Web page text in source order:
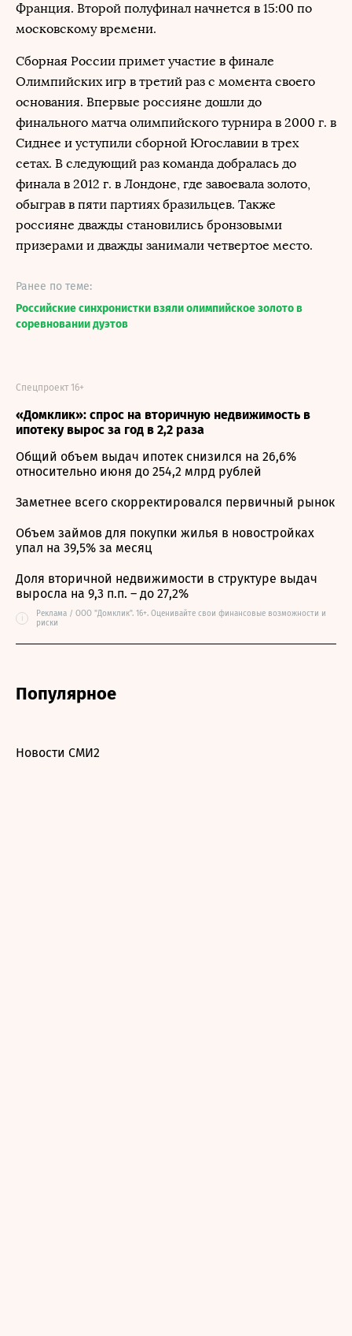
Франция. Второй полуфинал начнется в 15:00 по
московскому времени.
Сборная России примет участие в финале
Олимпийских игр в третий раз с момента своего
основания. Впервые россияне дошли до
финального матча олимпийского турнира в 2000 г. в
Сиднее и уступили сборной Югославии в трех
сетах. В следующий раз команда добралась до
финала в 2012 г. в Лондоне, где завоевала золото,
обыграв в пяти партиях бразильцев. Также
россияне дважды становились бронзовыми
призерами и дважды занимали четвертое место.
Ранее по теме:
Российские синхронистки взяли олимпийское золото в
соревновании дуэтов
«Домклик»: спрос на вторичную недвижимость в
ипотеку вырос за год в 2,2 раза
Спецпроект 16+
Общий объем выдач ипотек снизился на 26,6%
относительно июня до 254,2 млрд рублей
Заметнее всего скорректировался первичный рынок
Объем займов для покупки жилья в новостройках
упал на 39,5% за месяц
Доля вторичной недвижимости в структуре выдач
выросла на 9,3 п.п. – до 27,2%
i
Реклама / ООО "Домклик". 16+. Оценивайте свои финансовые возможности и
риски
Популярное
Новости СМИ2